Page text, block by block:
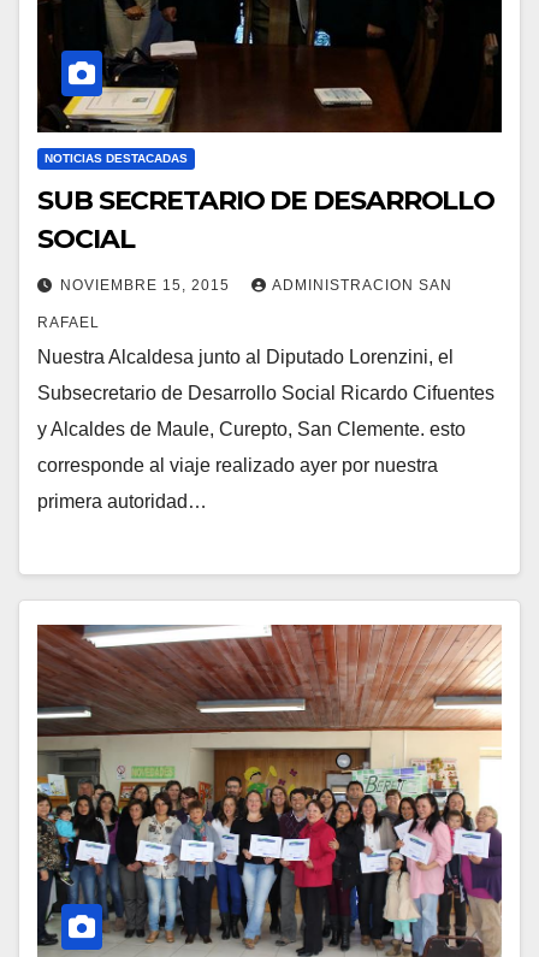
NOTICIAS DESTACADAS
SUB SECRETARIO DE DESARROLLO
SOCIAL
NOVIEMBRE 15, 2015 ADMINISTRACION SAN
RAFAEL
Nuestra Alcaldesa junto al Diputado Lorenzini, el
Subsecretario de Desarrollo Social Ricardo Cifuentes
y Alcaldes de Maule, Curepto, San Clemente. esto
corresponde al viaje realizado ayer por nuestra
primera autoridad…